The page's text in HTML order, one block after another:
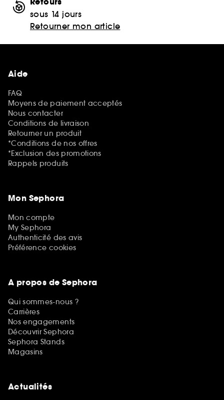
sous 14 jours
Retourner mon article
Aide
FAQ
Moyens de paiement acceptés
Nous contacter
Conditions de livraison
Retourner un produit
*Conditions de nos offres
*Exclusion des promotions
Rappels produits
Mon Sephora
Mon compte
My Sephora
Authenticité des avis
Préférence cookies
A propos de Sephora
Qui sommes-nous ?
Carrières
Nos engagements
Découvrir Sephora
Sephora Stands
Magasins
Actualités